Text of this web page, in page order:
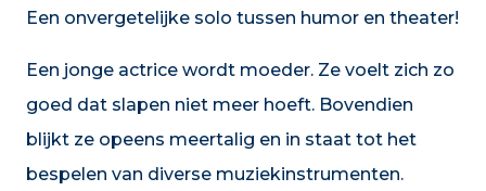
Een onvergetelijke solo tussen humor en theater!
Een jonge actrice wordt moeder. Ze voelt zich zo
goed dat slapen niet meer hoeft. Bovendien
blijkt ze opeens meertalig en in staat tot het
bespelen van diverse muziekinstrumenten.